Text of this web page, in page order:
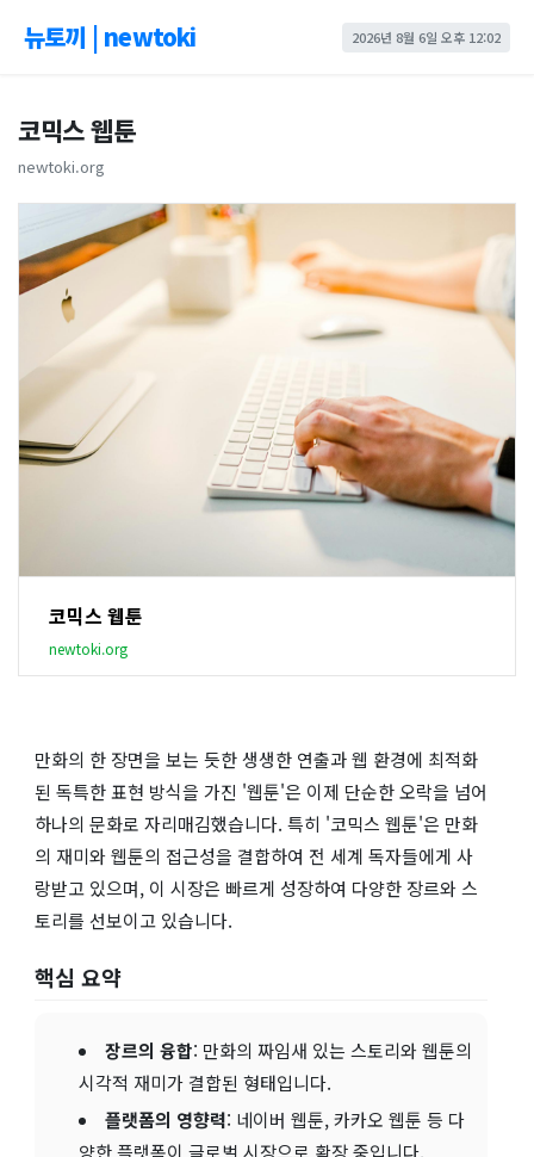
뉴토끼 | newtoki 2026년 8월 6일 오후 12:02
코믹스 웹툰
newtoki.org
코믹스 웹툰
newtoki.org
만화의 한 장면을 보는 듯한 생생한 연출과 웹 환경에 최적화
된 독특한 표현 방식을 가진 '웹툰'은 이제 단순한 오락을 넘어
하나의 문화로 자리매김했습니다. 특히 '코믹스 웹툰'은 만화
의 재미와 웹툰의 접근성을 결합하여 전 세계 독자들에게 사
랑받고 있으며, 이 시장은 빠르게 성장하여 다양한 장르와 스
토리를 선보이고 있습니다.
핵심 요약
장르의 융합: 만화의 짜임새 있는 스토리와 웹툰의
시각적 재미가 결합된 형태입니다.
플랫폼의 영향력: 네이버 웹툰, 카카오 웹툰 등 다
양한 플랫폼이 글로벌 시장으로 확장 중입니다.